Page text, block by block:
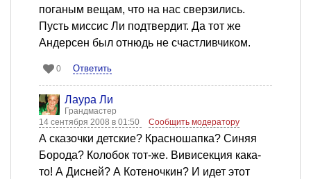
поганым вещам, что на нас сверзились.
Пусть миссис Ли подтвердит. Да тот же
Андерсен был отнюдь не счастливчиком.
0 Ответить
Лаура Ли
Грандмастер
14 сентября 2008 в 01:50
Сообщить модератору
А сказочки детские? Красношапка? Синяя
Борода? Колобок тот-же. Вивисекция кака-
то! А Дисней? А Котеночкин? И идет этот